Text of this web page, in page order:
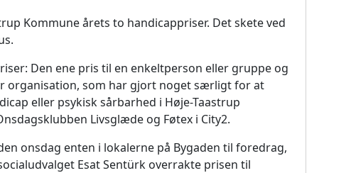
Kommune årets to handicappriser. Det skete ved
Den ene pris til en enkeltperson eller gruppe og
organisation, som har gjort noget særligt for at
eller psykisk sårbarhed i Høje-Taastrup
Livsglæde og Føtex i City2.
onsdag enten i lokalerne på Bygaden til foredrag,
Esat Sentürk overrakte prisen til